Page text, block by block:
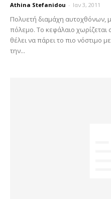
Athina Stefanidou - Ιαν 3, 2011
Πολυετή διαμάχη αυτοχθόνων,
πόλεμο. Το κεφάλαιο
θέλει να πάρει το πιο νόστιμο
την...